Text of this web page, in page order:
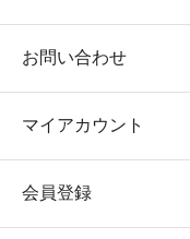
お問い合わせ
マイアカウント
会員登録